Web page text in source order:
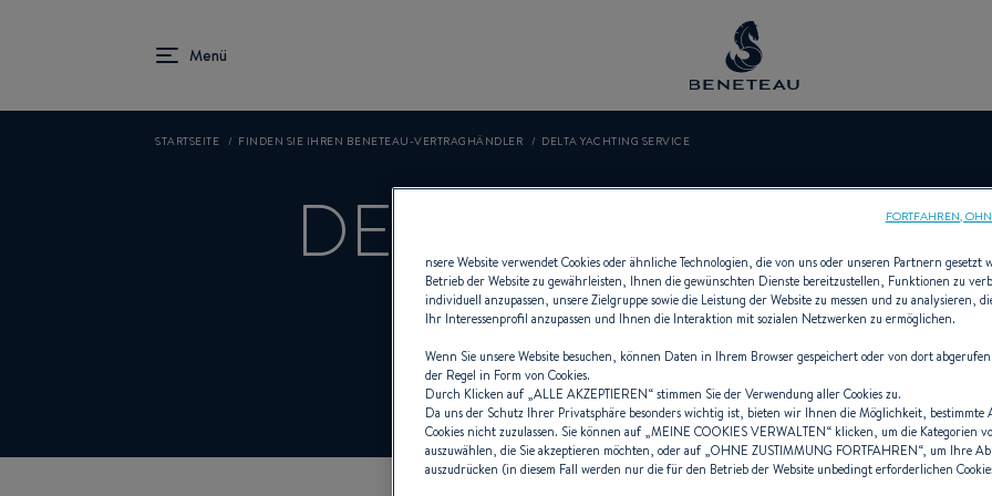
STARTSEITE FINDEN SIE IHREN BENETEAU-VERTRAGHÄNDLER DELTA YACHTING SERVICE
DELTA YACHTING
Händler Aussenborder für
nsere Website verwendet Cookies oder ähnliche Technologien, die von uns oder unseren Partnern gesetzt
Betrieb der Website zu gewährleisten, Ihnen die gewünschten Dienste bereitzustellen, Funktionen zu
individuell anzupassen, unsere Zielgruppe sowie die Leistung der Website zu messen und zu analysieren,
Ihr Interessenprofil anzupassen und Ihnen die Interaktion mit sozialen Netzwerken zu ermöglichen.
Wenn Sie unsere Website besuchen, können Daten in Ihrem Browser gespeichert oder von dort
der Regel in Form von Cookies.
Durch Klicken auf „ALLE AKZEPTIEREN“ stimmen Sie der Verwendung aller Cookies zu.
Da uns der Schutz Ihrer Privatsphäre besonders wichtig ist, bieten wir Ihnen die Möglichkeit, bestimmte
Cookies nicht zuzulassen. Sie können auf „MEINE COOKIES VERWALTEN“ klicken, um die Kategorien
auszuwählen, die Sie akzeptieren möchten, oder auf „OHNE ZUSTIMMUNG FORTFAHREN“, um Ihre
auszudrücken (in diesem Fall werden nur die für den Betrieb der Website unbedingt erforderlichen
FORTFAHREN,